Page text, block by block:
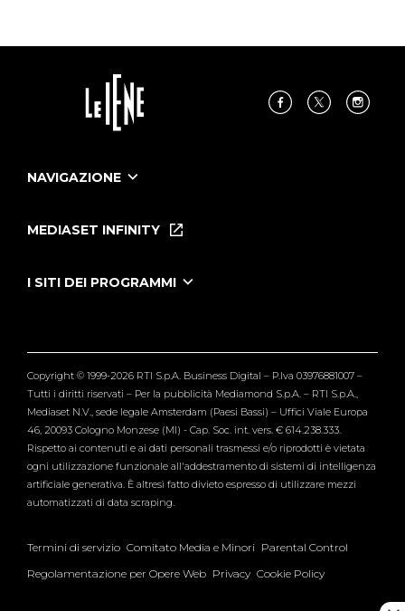
NAVIGAZIONE
Le Iene Presentano Inside
Tutti i servizi
MEDIASET INFINITY
I SITI DEI PROGRAMMI
Verissimo
Copyright © 1999-2026 RTI S.p.A. Business Digital – P.Iva 03976881007 –
Tutti i diritti riservati – Per la pubblicità Mediamond S.p.A. – RTI S.p.A.,
Mediaset N.V., sede legale Amsterdam (Paesi Bassi) – Uffici Viale Europa
46, 20093 Cologno Monzese (MI) - Cap. Soc. int. vers. € 614.238.333.
Rispetto ai contenuti e ai dati personali trasmessi e/o riprodotti è vietata
ogni utilizzazione funzionale all'addestramento di sistemi di intelligenza
artificiale generativa. È altresì fatto divieto espresso di utilizzare mezzi
automatizzati di data scraping.
Termini di servizio Comitato Media e Minori Parental Control
Regolamentazione per Opere Web Privacy Cookie Policy